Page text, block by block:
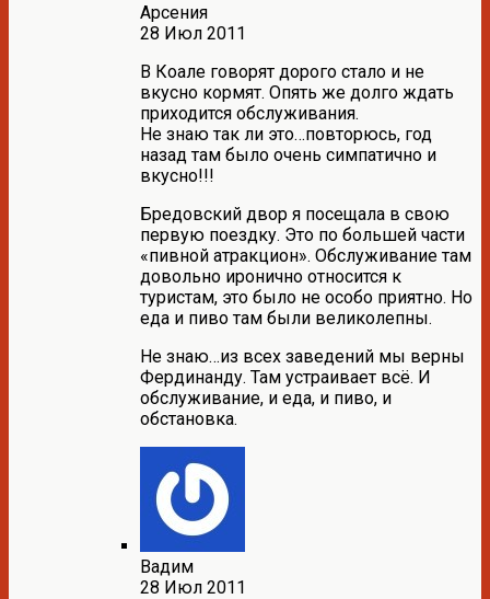
Арсения
28 Июл 2011
В Коале говорят дорого стало и не
вкусно кормят. Опять же долго ждать
приходится обслуживания.
Не знаю так ли это…повторюсь, год
назад там было очень симпатично и
вкусно!!!
Бредовский двор я посещала в свою
первую поездку. Это по большей части
«пивной атракцион». Обслуживание там
довольно иронично относится к
туристам, это было не особо приятно. Но
еда и пиво там были великолепны.
Не знаю…из всех заведений мы верны
Фердинанду. Там устраивает всё. И
обслуживание, и еда, и пиво, и
обстановка.
Вадим
28 Июл 2011